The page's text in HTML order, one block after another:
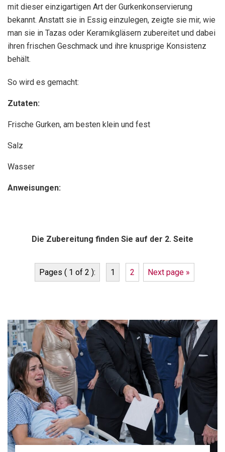
mit dieser einzigartigen Art der Gurkenkonservierung
bekannt. Anstatt sie in Essig einzulegen, zeigte sie mir, wie
man sie in Tazas oder Keramikgläsern zubereitet und dabei
ihren frischen Geschmack und ihre knusprige Konsistenz
behält.
So wird es gemacht:
Zutaten:
Frische Gurken, am besten klein und fest
Salz
Wasser
Anweisungen:
Die Zubereitung finden Sie auf der 2. Seite
Pages ( 1 of 2 ): 1 2 Next page »